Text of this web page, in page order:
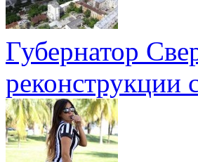
Губернатор
реконструкции